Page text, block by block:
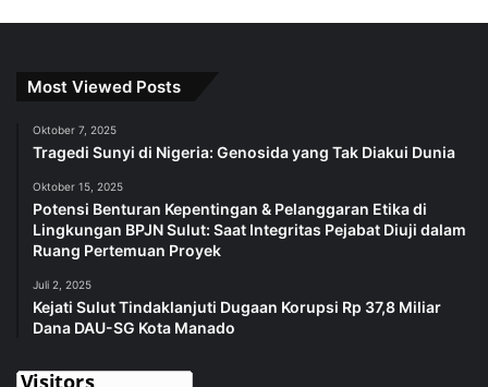
Most Viewed Posts
Oktober 7, 2025
Tragedi Sunyi di Nigeria: Genosida yang Tak Diakui Dunia
Oktober 15, 2025
Potensi Benturan Kepentingan & Pelanggaran Etika di
Lingkungan BPJN Sulut: Saat Integritas Pejabat Diuji dalam
Ruang Pertemuan Proyek
Juli 2, 2025
Kejati Sulut Tindaklanjuti Dugaan Korupsi Rp 37,8 Miliar
Dana DAU-SG Kota Manado